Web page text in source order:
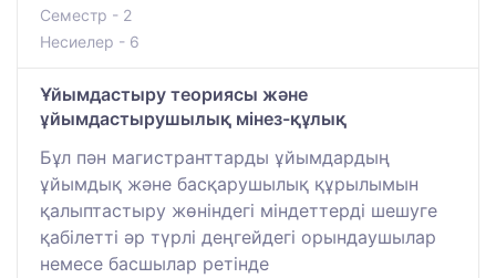
Семестр - 2
Несиелер - 6
Ұйымдастыру теориясы және
ұйымдастырушылық мінез-құлық
Бұл пән магистранттарды ұйымдардың
ұйымдық және басқарушылық құрылымын
қалыптастыру жөніндегі міндеттерді шешуге
қабілетті әр түрлі деңгейдегі орындаушылар
немесе басшылар ретінде